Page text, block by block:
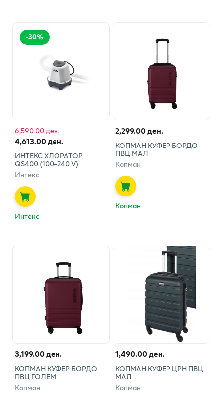
-30%
6,590.00 ден.
4,613.00 ден.
ИНТЕКС ХЛОРАТОР
QS400 (100–240 V)
Интекс
Интекс
2,299.00 ден.
КОПМАН КУФЕР БОРДО
ПВЦ МАЛ
Копман
Копман
3,199.00 ден.
КОПМАН КУФЕР БОРДО
ПВЦ ГОЛЕМ
Копман
1,490.00 ден.
КОПМАН КУФЕР ЦРН ПВЦ
МАЛ
Копман